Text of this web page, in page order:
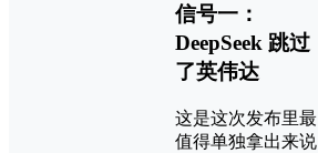
信号一：
DeepSeek 跳过
了英伟达
这是这次发布里最
值得单独拿出来说